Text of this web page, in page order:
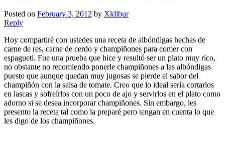
Posted on February 3, 2012 by Xklibur
Reply
Hoy compartiré con ustedes una receta de albóndigas hechas de
carne de res, carne de cerdo y champiñones para comer con
espagueti. Fue una prueba que hice y resultó ser un plato muy rico,
no obstante no recomiendo ponerle champiñones a las albóndigas
puesto que aunque quedan muy jugosas se pierde el sabor del
champiñón con la salsa de tomate. Creo que lo ideal sería cortarlos
en lascas y sofreírlos con un poco de ajo y servirlos en el plato como
adorno si se desea incorporar champiñones. Sin embargo, les
presento la receta tal como la preparé pero tengan en cuenta lo que
les digo de los champiñones.